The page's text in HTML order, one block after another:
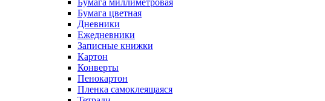
Бумага миллиметровая
Бумага цветная
Дневники
Ежедневники
Записные книжки
Картон
Конверты
Пенокартон
Пленка самоклеящаяся